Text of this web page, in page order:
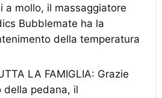
a mollo, il massaggiatore
Bubblemate ha la
della temperatura
LA FAMIGLIA: Grazie
della pedana, il